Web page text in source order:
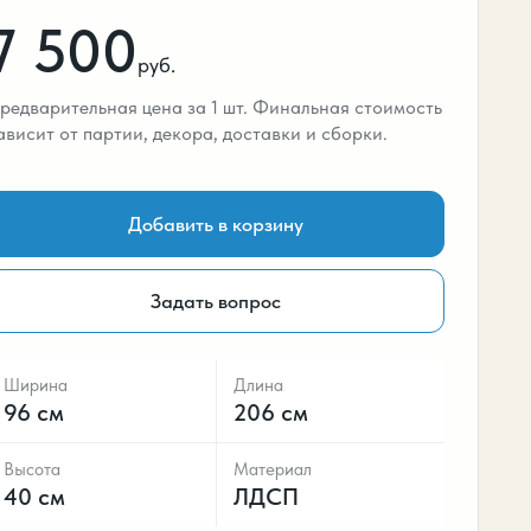
500руб.
цена за 1 шт. Финальная стоимость
от партии, декора, доставки и сборки.
Добавить в корзину
Задать вопрос
Ширина
96 см
Длина
206 см
Высота
40 см
Материал
ЛДСП